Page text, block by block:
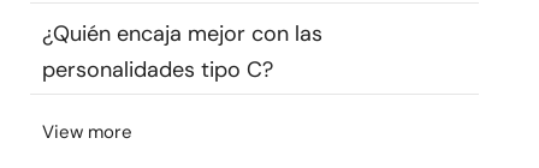
Sobre nosotros Contáctanos Escríbenos
nosotros
© Copyright 2026. Todos los derechos reservados.
¿Quién encaja mejor con las
personalidades tipo C?
View more